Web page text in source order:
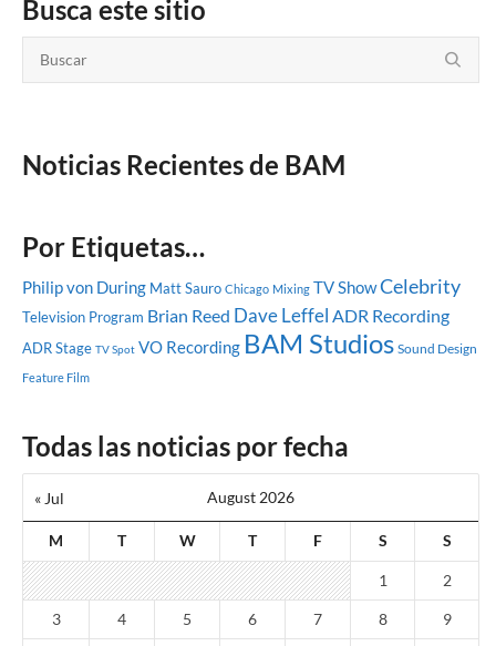
Busca este sitio
Noticias Recientes de BAM
Por Etiquetas…
Philip von During Matt Sauro Chicago Mixing TV ShowCelebrity
Television Program Brian Reed Dave Leffel ADR Recording
ADR Stage TV Spot VO Recording BAM Studios Sound Design
Feature Film
Todas las noticias por fecha
August 2026
M T W T F S S
« Jul
1 2
3 4 5 6 7 8 9